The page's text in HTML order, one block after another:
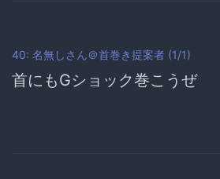
40: 名無しさん＠首巻き提案者 (1/1)
首にもGショック巻こうぜ